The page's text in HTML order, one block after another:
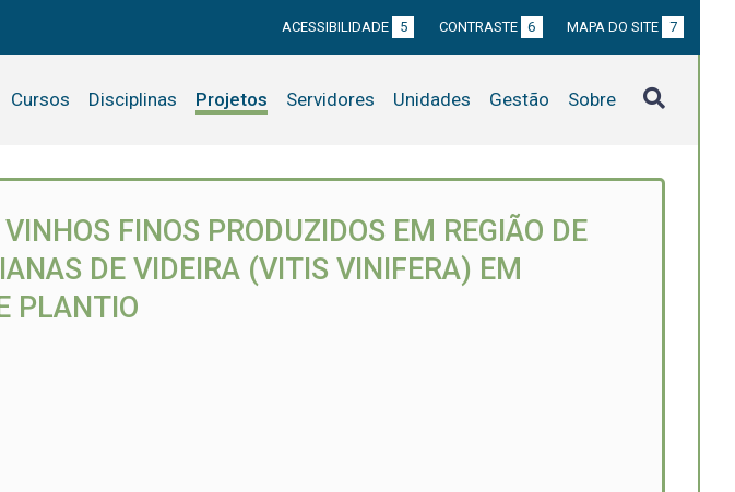
ACESSIBILIDADE 5 CONTRASTE 6 MAPA DO SITE 7
Cursos Disciplinas Projetos Servidores Unidades Gestão Sobre
FINOS PRODUZIDOS EM REGIÃO DE
DE VIDEIRA (VITIS VINIFERA) EM
PLANTIO